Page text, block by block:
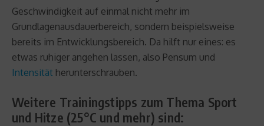
Geschwindigkeit auf einmal nicht mehr im
Grundlagenausdauerbereich, sondern beispielsweise
bereits im Entwicklungsbereich. Da hilft nur eines: es
etwas ruhiger angehen lassen, also Pensum und
Intensität herunterschrauben.
Weitere Trainingstipps zum Thema Sport
und Hitze (25°C und mehr) sind: